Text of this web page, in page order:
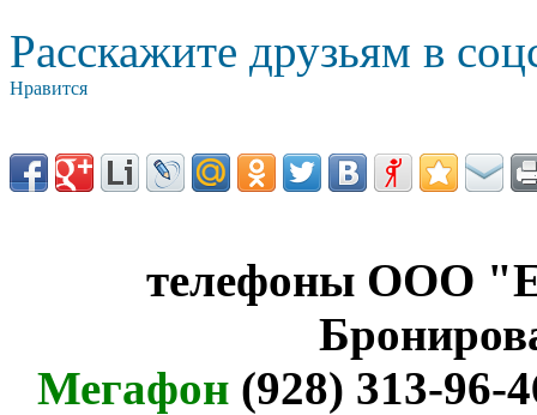
Расскажите друзьям в
Нравится
телефоны ООО
Мегафон(928) 313-96-